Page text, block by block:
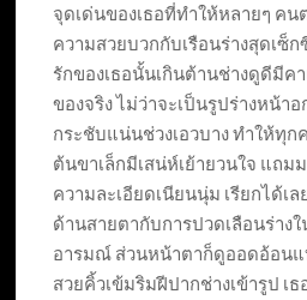
จุดเด่นของเธอที่ทำให้หลายๆ ค
ความสวยบวกกับเรือนร่างสุดเซ็ก
รักของเธอนั้นเกินต้านช่างดูดีมีค
ของจริง ไม่ว่าจะเป็นรูปร่างหน้า
กระชับแน่นช่วงเอวบาง ทำให้ทุ
ต้นขาเล็กมีเสน่ห์เย้ายวนใจ แถม
ความละเอียดเนียนนุ่ม เรียกได้เ
ด้านสายตากับการปวดเลือนร่างใ
อารมณ์ ส่วนหน้าตาก็ดูออดอ้อน
สวยคิ้วเข้มริมฝีปากช่างเข้ารูป เ